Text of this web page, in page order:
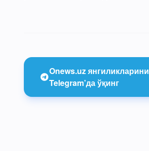
Onews.uz янгиликларини
Telegram’да ўқинг